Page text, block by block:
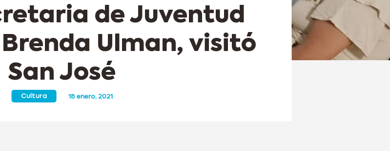
de Juventud
Ulman, visitó
San José
Cultura 18 enero, 2021